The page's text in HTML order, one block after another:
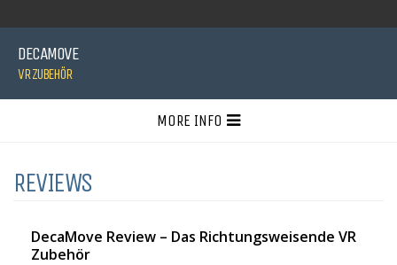
DECAMOVE
VR ZUBEHÖR
MORE INFO
REVIEWS
DecaMove Review – Das Richtungsweisende VR
Zubehör